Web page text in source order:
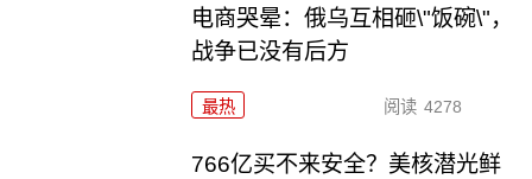
电商哭晕：俄乌互相砸\"饭碗\"，
战争已没有后方
最热 阅读 4278
766亿买不来安全？美核潜光鲜